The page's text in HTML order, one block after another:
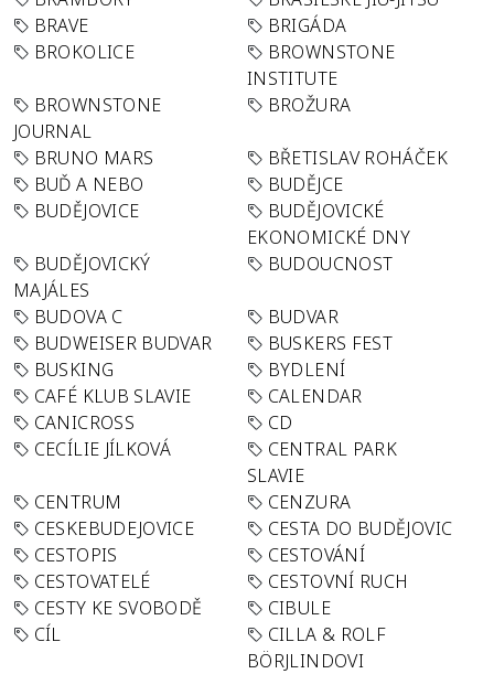
BRAVE
BRIGÁDA
BROKOLICE
BROWNSTONE
INSTITUTE
BROWNSTONE
JOURNAL
BROŽURA
BRUNO MARS
BŘETISLAV ROHÁČEK
BUĎ A NEBO
BUDĚJCE
BUDĚJOVICE
BUDĚJOVICKÉ
EKONOMICKÉ DNY
BUDĚJOVICKÝ
MAJÁLES
BUDOUCNOST
BUDOVA C
BUDVAR
BUDWEISER BUDVAR
BUSKERS FEST
BUSKING
BYDLENÍ
CAFÉ KLUB SLAVIE
CALENDAR
CANICROSS
CD
CECÍLIE JÍLKOVÁ
CENTRAL PARK
SLAVIE
CENTRUM
CENZURA
CESKEBUDEJOVICE
CESTA DO BUDĚJOVIC
CESTOPIS
CESTOVÁNÍ
CESTOVATELÉ
CESTOVNÍ RUCH
CESTY KE SVOBODĚ
CIBULE
CÍL
CILLA & ROLF
BÖRJLINDOVI